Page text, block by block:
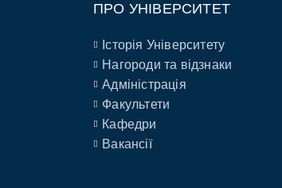
ПРО УНІВЕРСИТЕТ
Історія Університету
Нагороди та відзнаки
Адміністрація
Факультети
Кафедри
Вакансії